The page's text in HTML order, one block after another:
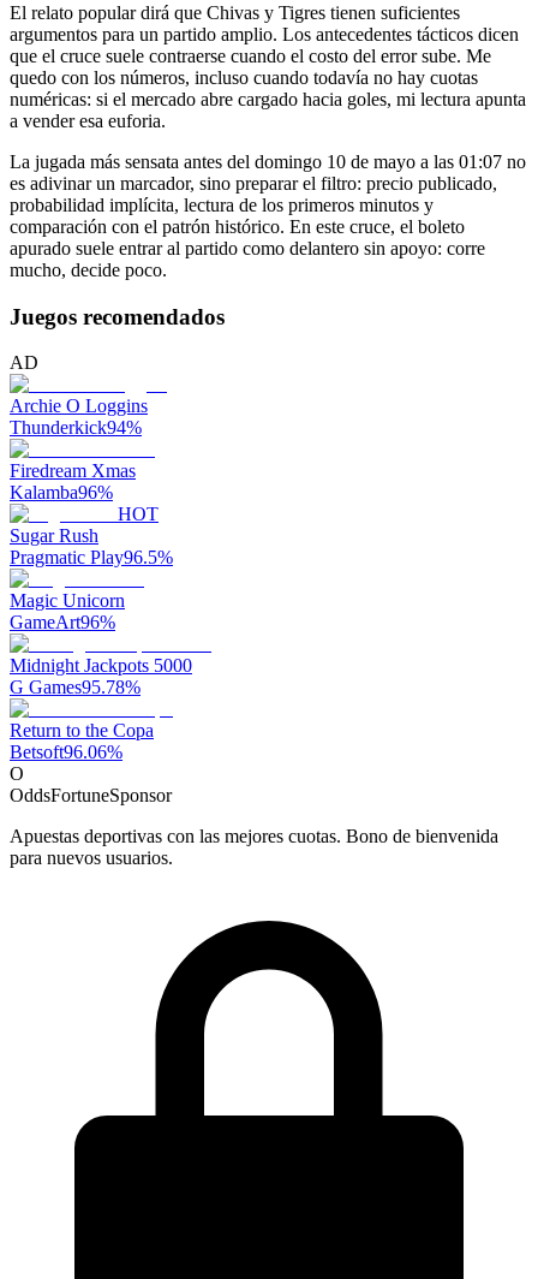
El relato popular dirá que Chivas y Tigres tienen suficientes
argumentos para un partido amplio. Los antecedentes tácticos dicen
que el cruce suele contraerse cuando el costo del error sube. Me
quedo con los números, incluso cuando todavía no hay cuotas
numéricas: si el mercado abre cargado hacia goles, mi lectura apunta
a vender esa euforia.
La jugada más sensata antes del domingo 10 de mayo a las 01:07 no
es adivinar un marcador, sino preparar el filtro: precio publicado,
probabilidad implícita, lectura de los primeros minutos y
comparación con el patrón histórico. En este cruce, el boleto
apurado suele entrar al partido como delantero sin apoyo: corre
mucho, decide poco.
Juegos recomendados
AD
Archie O Loggins
Thunderkick94%
Firedream Xmas
Kalamba96%
HOT
Sugar Rush
Pragmatic Play96.5%
Magic Unicorn
GameArt96%
Midnight Jackpots 5000
G Games95.78%
Return to the Copa
Betsoft96.06%
O
OddsFortuneSponsor
Apuestas deportivas con las mejores cuotas. Bono de bienvenida
para nuevos usuarios.